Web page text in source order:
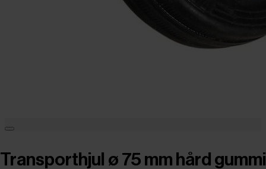
Transporthjul ø 75 mm hård gummi